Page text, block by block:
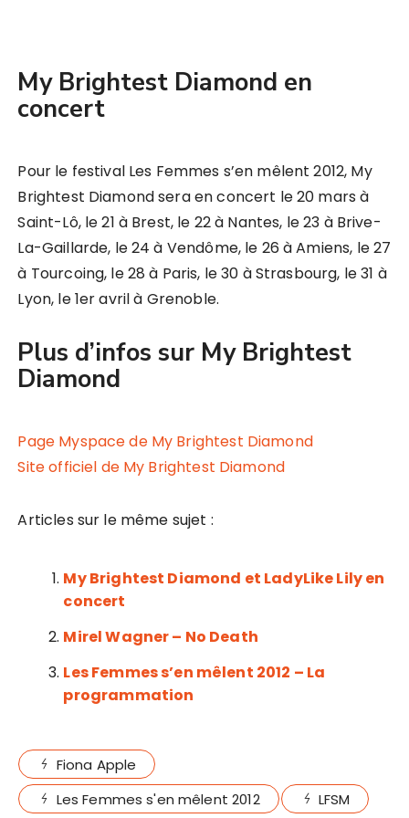
My Brightest Diamond en
concert
Pour le festival Les Femmes s’en mêlent 2012, My
Brightest Diamond sera en concert le 20 mars à
Saint-Lô, le 21 à Brest, le 22 à Nantes, le 23 à Brive-
La-Gaillarde, le 24 à Vendôme, le 26 à Amiens, le 27
à Tourcoing, le 28 à Paris, le 30 à Strasbourg, le 31 à
Lyon, le 1er avril à Grenoble.
Plus d’infos sur My Brightest
Diamond
Page Myspace de My Brightest Diamond
Site officiel de My Brightest Diamond
Articles sur le même sujet :
My Brightest Diamond et LadyLike Lily en
concert
Mirel Wagner – No Death
Les Femmes s’en mêlent 2012 – La
programmation
Fiona Apple
Les Femmes s'en mêlent 2012
LFSM